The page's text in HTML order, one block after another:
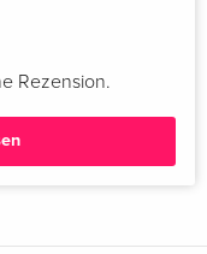
Rezension.